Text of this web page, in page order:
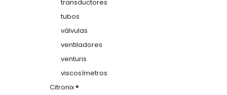
transductores
tubos
válvulas
ventiladores
venturis
viscosímetros
Citronix ®